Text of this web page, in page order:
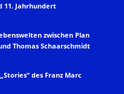
11. Jahrhundert
zwischen Plan
Thomas Schaarschmidt
des Franz Marc